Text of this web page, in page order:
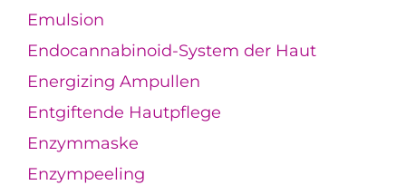
Emulsion
Endocannabinoid-System der Haut
Energizing Ampullen
Entgiftende Hautpflege
Enzymmaske
Enzympeeling